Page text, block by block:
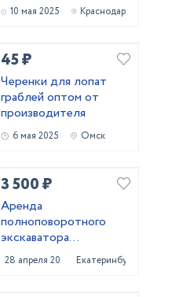
10 мая 2025 Краснодар
45 ₽
Черенки для лопат
граблей оптом от
производителя
6 мая 2025 Омск
3 500 ₽
Аренда
полноповоротного
экскаватора
погрузчика
28 апреля 2025 Екатеринбург